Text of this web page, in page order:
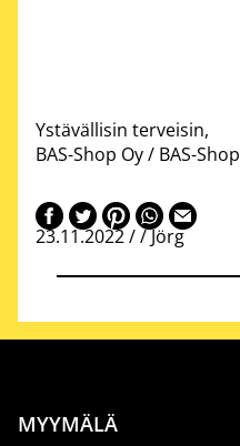
Ystävällisin terveisin,
BAS-Shop Oy / BAS-
23.11.2022 / /Jörg
MYYMÄLÄ